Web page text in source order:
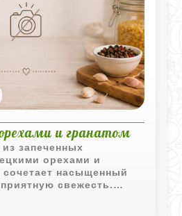
и гранатом
запеченных
орехами и
сочетает насыщенный
свежесть.
подходит как для
и для праздничного